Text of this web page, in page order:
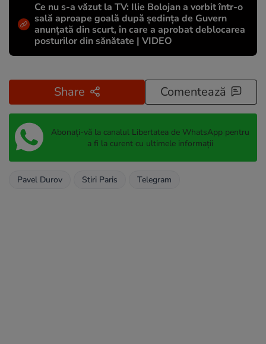
Ce nu s-a văzut la TV: Ilie Bolojan a vorbit într-o
sală aproape goală după ședința de Guvern
anunțată din scurt, în care a aprobat deblocarea
posturilor din sănătate | VIDEO
Share Comentează
Abonați-vă la canalul Libertatea de WhatsApp pentru
a fi la curent cu ultimele informații
Pavel Durov Stiri Paris Telegram